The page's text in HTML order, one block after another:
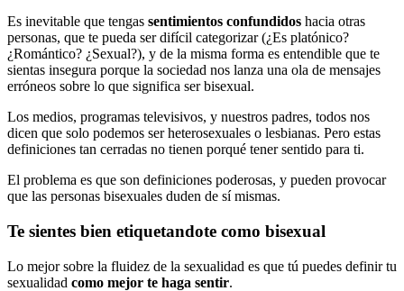
Es inevitable que tengas sentimientos confundidos hacia otras
personas, que te pueda ser difícil categorizar (¿Es platónico?
¿Romántico? ¿Sexual?), y de la misma forma es entendible que te
sientas insegura porque la sociedad nos lanza una ola de mensajes
erróneos sobre lo que significa ser bisexual.
Los medios, programas televisivos, y nuestros padres, todos nos
dicen que solo podemos ser heterosexuales o lesbianas. Pero estas
definiciones tan cerradas no tienen porqué tener sentido para ti.
El problema es que son definiciones poderosas, y pueden provocar
que las personas bisexuales duden de sí mismas.
Te sientes bien etiquetandote como bisexual
Lo mejor sobre la fluidez de la sexualidad es que tú puedes definir tu
sexualidad como mejor te haga sentir.